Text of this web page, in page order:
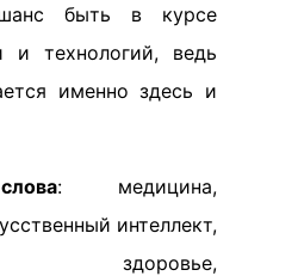
быть в курсе
и технологий, ведь
именно здесь и
: медицина,
интеллект,
здоровье,